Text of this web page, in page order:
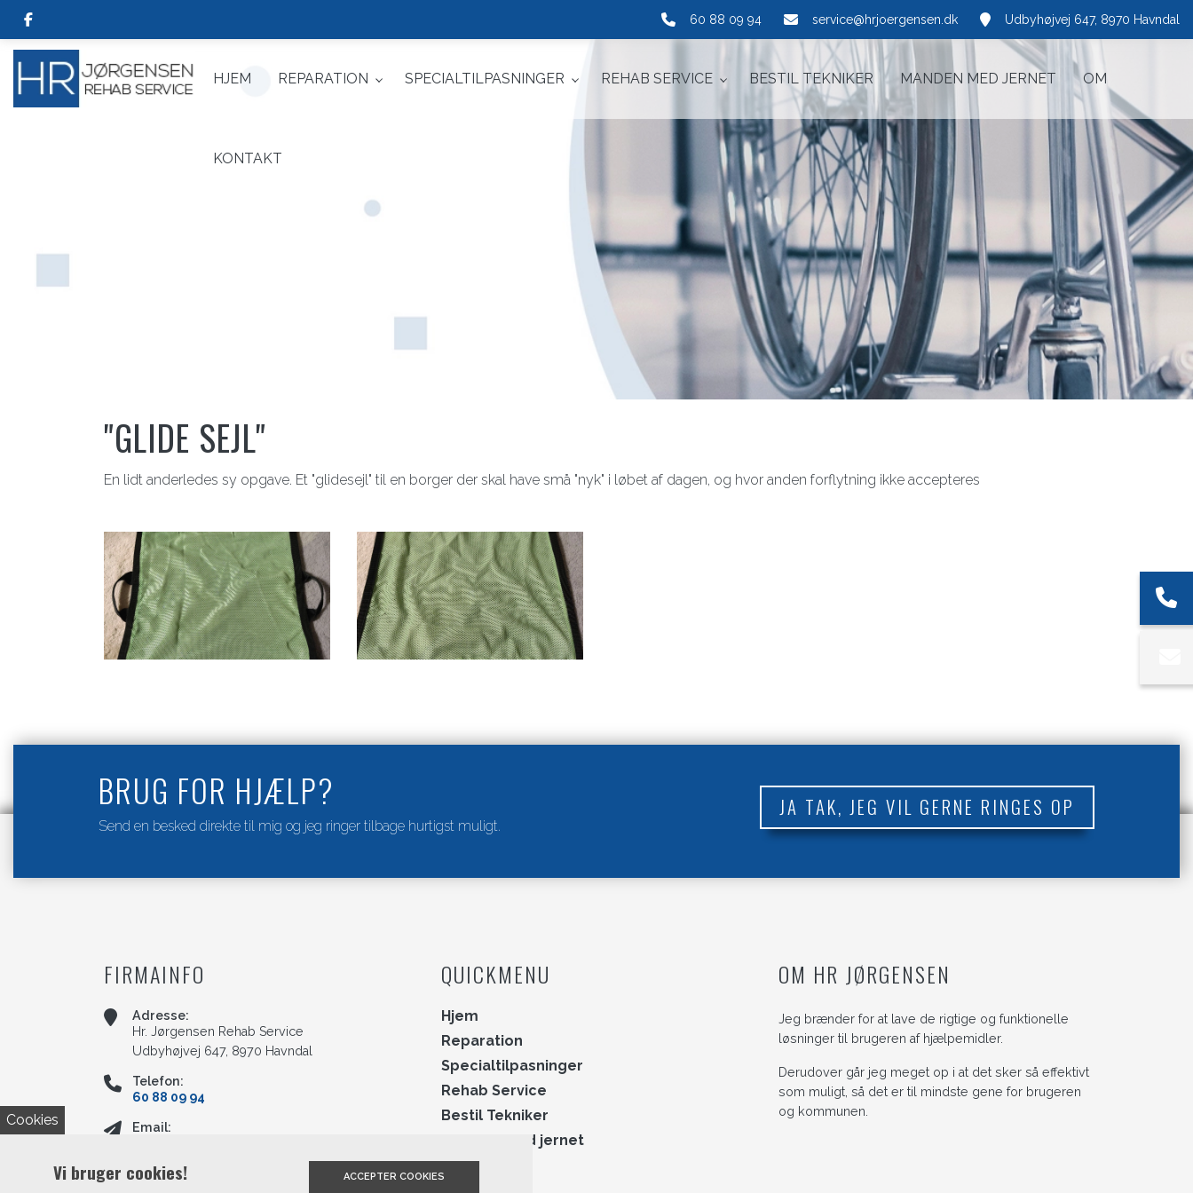
hovedindhold
60 88 09 94 service@hrjoergensen.dk Udbyhøjvej 647, 8970 Havndal
HJEM REPARATION SPECIALTILPASNINGER REHAB SERVICE BESTIL TEKNIKER MANDEN MED JERNET OM
KONTAKT
"GLIDE SEJL"
En lidt anderledes sy opgave. Et "glidesejl" til en borger der skal have små "nyk" i løbet af dagen, og hvor anden forflytning ikke accepteres
BRUG FOR HJÆLP?
Send en besked direkte til mig og jeg ringer tilbage hurtigst muligt.
JA TAK, JEG VIL GERNE RINGES OP
FIRMAINFO
Adresse:
Hr. Jørgensen Rehab Service
Udbyhøjvej 647, 8970 Havndal
Telefon:
60 88 09 94
Email:
QUICKMENU
Hjem
Reparation
Specialtilpasninger
Rehab Service
Bestil Tekniker
Manden med jernet
Om
OM HR JØRGENSEN
Jeg brænder for at lave de rigtige og funktionelle
løsninger til brugeren af hjælpemidler.
Derudover går jeg meget op i at det sker så effektivt
som muligt, så det er til mindste gene for brugeren
og kommunen.
Cookies
Vi bruger cookies! ACCEPTER COOKIES